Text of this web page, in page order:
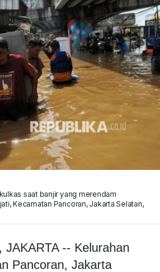
saat banjir yang merendam
Kecamatan Pancoran, Jakarta Selatan,
JAKARTA -- Kelurahan
Pancoran, Jakarta